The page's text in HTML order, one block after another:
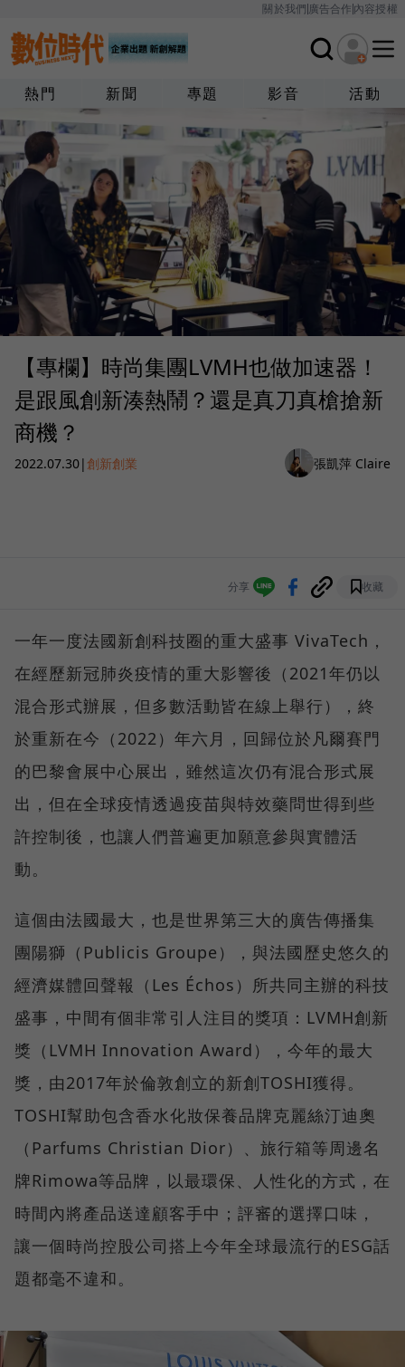
關於我們廣告合作內容授權
熱門 新聞 專題 影音 活動
【專欄】時尚集團LVMH也做加速器！
是跟風創新湊熱鬧？還是真刀真槍搶新
商機？
2022.07.30|創新創業 張凱萍 Claire
分享 收藏
一年一度法國新創科技圈的重大盛事 VivaTech，
在經歷新冠肺炎疫情的重大影響後（2021年仍以
混合形式辦展，但多數活動皆在線上舉行），終
於重新在今（2022）年六月，回歸位於凡爾賽門
的巴黎會展中心展出，雖然這次仍有混合形式展
出，但在全球疫情透過疫苗與特效藥問世得到些
許控制後，也讓人們普遍更加願意參與實體活
動。
這個由法國最大，也是世界第三大的廣告傳播集
團陽獅（Publicis Groupe），與法國歷史悠久的
經濟媒體回聲報（Les Échos）所共同主辦的科技
盛事，中間有個非常引人注目的獎項：LVMH創新
獎（LVMH Innovation Award），今年的最大
獎，由2017年於倫敦創立的新創TOSHI獲得。
TOSHI幫助包含香水化妝保養品牌克麗絲汀迪奧
（Parfums Christian Dior）、旅行箱等周邊名
牌Rimowa等品牌，以最環保、人性化的方式，在
時間內將產品送達顧客手中；評審的選擇口味，
讓一個時尚控股公司搭上今年全球最流行的ESG話
題都毫不違和。